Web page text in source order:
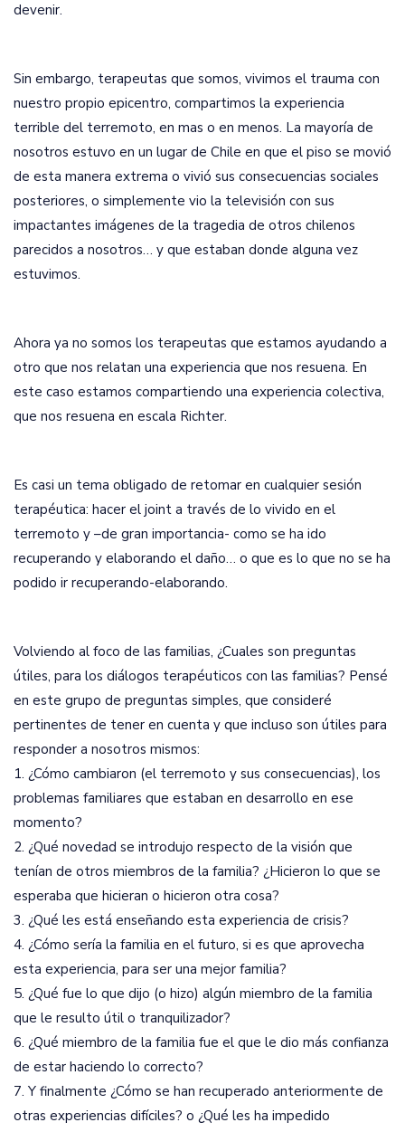
devenir.
Sin embargo, terapeutas que somos, vivimos el trauma con
nuestro propio epicentro, compartimos la experiencia
terrible del terremoto, en mas o en menos. La mayoría de
nosotros estuvo en un lugar de Chile en que el piso se movió
de esta manera extrema o vivió sus consecuencias sociales
posteriores, o simplemente vio la televisión con sus
impactantes imágenes de la tragedia de otros chilenos
parecidos a nosotros… y que estaban donde alguna vez
estuvimos.
Ahora ya no somos los terapeutas que estamos ayudando a
otro que nos relatan una experiencia que nos resuena. En
este caso estamos compartiendo una experiencia colectiva,
que nos resuena en escala Richter.
Es casi un tema obligado de retomar en cualquier sesión
terapéutica: hacer el joint a través de lo vivido en el
terremoto y –de gran importancia- como se ha ido
recuperando y elaborando el daño… o que es lo que no se ha
podido ir recuperando-elaborando.
Volviendo al foco de las familias, ¿Cuales son preguntas
útiles, para los diálogos terapéuticos con las familias? Pensé
en este grupo de preguntas simples, que consideré
pertinentes de tener en cuenta y que incluso son útiles para
responder a nosotros mismos:
1. ¿Cómo cambiaron (el terremoto y sus consecuencias), los
problemas familiares que estaban en desarrollo en ese
momento?
2. ¿Qué novedad se introdujo respecto de la visión que
tenían de otros miembros de la familia? ¿Hicieron lo que se
esperaba que hicieran o hicieron otra cosa?
3. ¿Qué les está enseñando esta experiencia de crisis?
4. ¿Cómo sería la familia en el futuro, si es que aprovecha
esta experiencia, para ser una mejor familia?
5. ¿Qué fue lo que dijo (o hizo) algún miembro de la familia
que le resulto útil o tranquilizador?
6. ¿Qué miembro de la familia fue el que le dio más confianza
de estar haciendo lo correcto?
7. Y finalmente ¿Cómo se han recuperado anteriormente de
otras experiencias difíciles? o ¿Qué les ha impedido